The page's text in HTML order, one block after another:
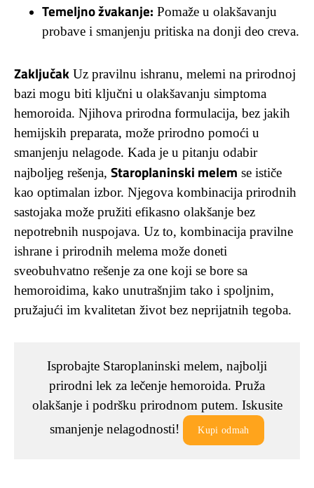
Temeljno žvakanje: Pomaže u olakšavanju
probave i smanjenju pritiska na donji deo creva.
Zaključak Uz pravilnu ishranu, melemi na prirodnoj
bazi mogu biti ključni u olakšavanju simptoma
hemoroida. Njihova prirodna formulacija, bez jakih
hemijskih preparata, može prirodno pomoći u
smanjenju nelagode. Kada je u pitanju odabir
najboljeg rešenja, Staroplaninski melem se ističe
kao optimalan izbor. Njegova kombinacija prirodnih
sastojaka može pružiti efikasno olakšanje bez
nepotrebnih nuspojava. Uz to, kombinacija pravilne
ishrane i prirodnih melema može doneti
sveobuhvatno rešenje za one koji se bore sa
hemoroidima, kako unutrašnjim tako i spoljnim,
pružajući im kvalitetan život bez neprijatnih tegoba.
Isprobajte Staroplaninski melem, najbolji
prirodni lek za lečenje hemoroida. Pruža
olakšanje i podršku prirodnom putem. Iskusite
smanjenje nelagodnosti!
Kupi odmah